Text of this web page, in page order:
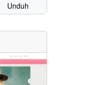
Unduh